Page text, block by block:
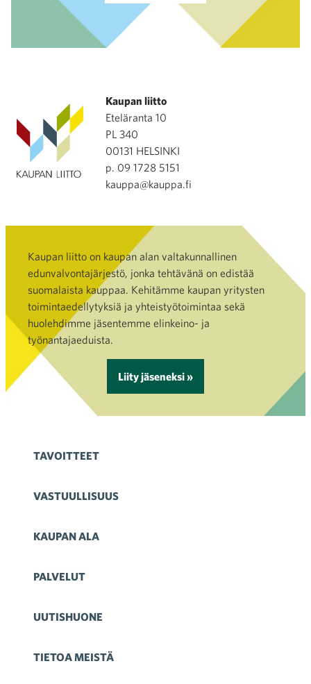
Kaupan liitto
Eteläranta 10
PL 340
00131 HELSINKI
p. 09 1728 5151
kauppa@kauppa.fi
Kaupan liitto on kaupan alan valtakunnallinen
edunvalvontajärjestö, jonka tehtävänä on edistää
suomalaista kauppaa. Kehitämme kaupan yritysten
toimintaedellytyksiä ja yhteistyötoimintaa sekä
huolehdimme jäsentemme elinkeino- ja
työnantajaeduista.
Liity jäseneksi »
TAVOITTEET
VASTUULLISUUS
KAUPAN ALA
PALVELUT
UUTISHUONE
TIETOA MEISTÄ